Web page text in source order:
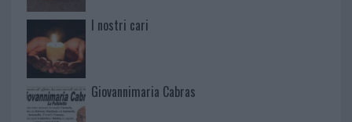
I nostri cari
Giovannimaria Cabras